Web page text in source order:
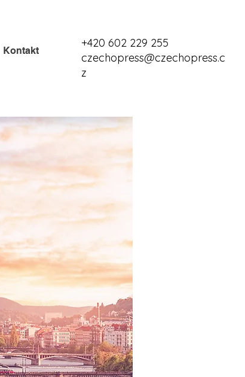
Kontakt
+420 602 229 255
czechopress@czechopress.c
z